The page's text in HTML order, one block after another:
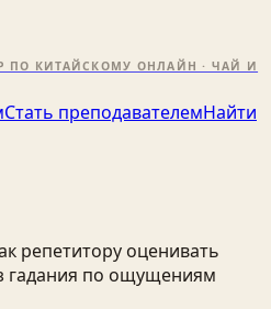
ПО КИТАЙСКОМУ ОНЛАЙН · ЧАЙ И
Стать преподавателемНайти
репетитору оценивать
гадания по ощущениям